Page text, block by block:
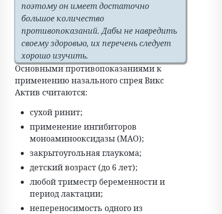
поэтому он имеет достаточно
большое количество
противопоказаний. Дабы не навредить
своему здоровью, их перечень следует
хорошо изучить.
Основными противопоказаниями к
применению назального спрея Викс
Актив считаются:
сухой ринит;
применение ингибиторов
моноаминооксидазы (МАО);
закрытоугольная глаукома;
детский возраст (до 6 лет);
любой триместр беременности и
период лактации;
непереносимость одного из